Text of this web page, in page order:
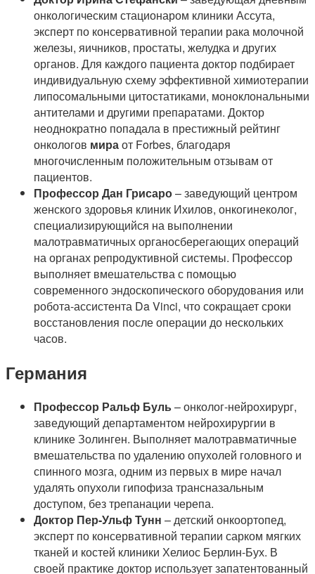
онкологическим стационаром клиники Ассута,
эксперт по консервативной терапии рака молочной
железы, яичников, простаты, желудка и других
органов. Для каждого пациента доктор подбирает
индивидуальную схему эффективной химиотерапии
липосомальными цитостатиками, моноклональными
антителами и другими препаратами. Доктор
неоднократно попадала в престижный рейтинг
онкологов мираот Forbes, благодаря
многочисленным положительным отзывам от
пациентов.
Профессор Дан Грисаро– заведующий центром
женского здоровья клиник Ихилов, онкогинеколог,
специализирующийся на выполнении
малотравматичных органосберегающих операций
на органах репродуктивной системы. Профессор
выполняет вмешательства с помощью
современного эндоскопического оборудования или
робота-ассистента Da Vinci, что сокращает сроки
восстановления после операции до нескольких
часов.
Германия
Профессор Ральф Буль– онколог-нейрохирург,
заведующий департаментом нейрохирургии в
клинике Золинген. Выполняет малотравматичные
вмешательства по удалению опухолей головного и
спинного мозга, одним из первых в мире начал
удалять опухоли гипофиза трансназальным
доступом, без трепанации черепа.
Доктор Пер-Ульф Тунн – детский онкоортопед,
эксперт по консервативной терапии сарком мягких
тканей и костей клиники Хелиос Берлин-Бух. В
своей практике доктор использует запатентованный